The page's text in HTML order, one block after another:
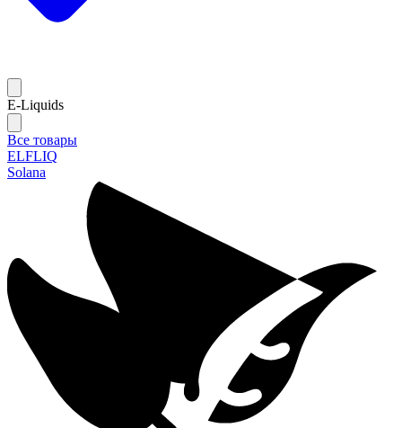
E-Liquids
Все товары
ELFLIQ
Solana